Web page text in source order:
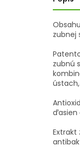
zubnej
zubnú
ďasien